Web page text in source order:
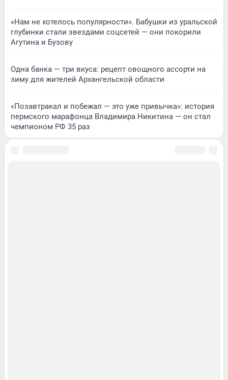
«Нам не хотелось популярности». Бабушки из уральской
глубинки стали звездами соцсетей — они покорили
Агутина и Бузову
Одна банка — три вкуса: рецепт овощного ассорти на
зиму для жителей Архангельской области
«Позавтракал и побежал — это уже привычка»: история
пермского марафонца Владимира Никитина — он стал
чемпионом РФ 35 раз